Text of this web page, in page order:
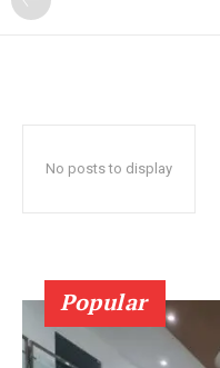
No posts to display
Popular